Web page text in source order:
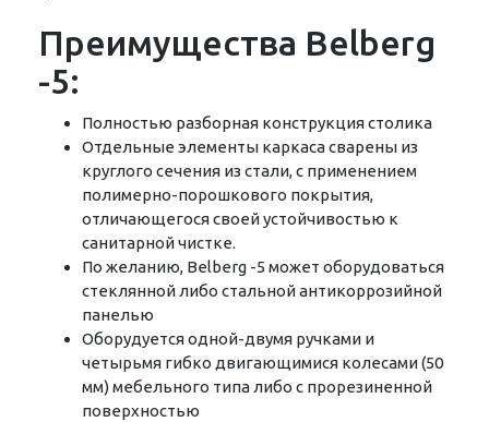
Преимущества Belberg
-5:
Полностью разборная конструкция столика
Отдельные элементы каркаса сварены из
круглого сечения из стали, с применением
полимерно-порошкового покрытия,
отличающегося своей устойчивостью к
санитарной чистке.
По желанию, Belberg -5 может оборудоваться
стеклянной либо стальной антикоррозийной
панелью
Оборудуется одной-двумя ручками и
четырьмя гибко двигающимися колесами (50
мм) мебельного типа либо с прорезиненной
поверхностью